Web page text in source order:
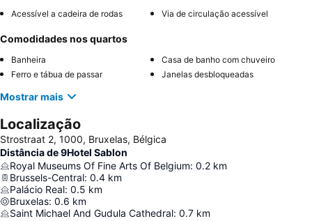
Acessível a cadeira de rodas Via de circulação acessível
Comodidades nos quartos
Banheira
Casa de banho com chuveiro
Ferro e tábua de passar
Janelas desbloqueadas
Mostrar mais
Localização
Strostraat 2, 1000, Bruxelas, Bélgica
Distância de 9Hotel Sablon
Royal Museums Of Fine Arts Of Belgium: 0.2 km
Brussels-Central: 0.4 km
Palácio Real: 0.5 km
Bruxelas: 0.6 km
Saint Michael And Gudula Cathedral: 0.7 km